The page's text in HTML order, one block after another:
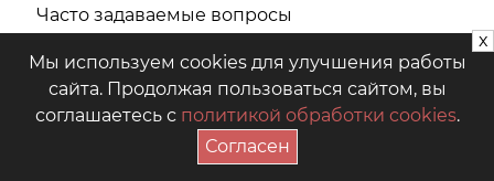
Часто задаваемые вопросы
Политика обработки персональных данных
ООО "Предприятие "Аист" © 2026
Мы используем cookies для улучшения работы
сайта. Продолжая пользоваться сайтом, вы
соглашаетесь с политикой обработки cookies.
x
Согласен